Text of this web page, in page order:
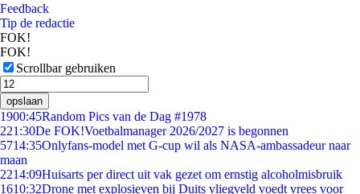
Feedback
Tip de redactie
FOK!
FOK!
Scrollbar gebruiken
opslaan
1900:45Random Pics van de Dag #1978
221:30De FOK!Voetbalmanager 2026/2027 is begonnen
5714:35Onlyfans-model met G-cup wil als NASA-ambassadeur naar
maan
2214:09Huisarts per direct uit vak gezet om ernstig alcoholmisbruik
1610:32Drone met explosieven bij Duits vliegveld voedt vrees voor